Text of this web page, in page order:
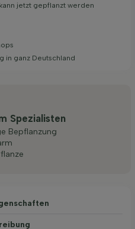
kann jetzt gepflanzt werden
in ganz Deutschland
Spezialisten
Bepflanzung